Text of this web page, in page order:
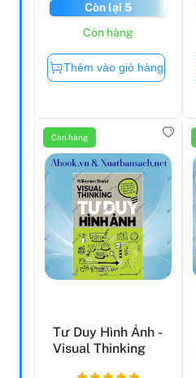
Còn lại 5
Còn hàng
Thêm vào giỏ hàng
Còn hàng
Tư Duy Hình Ảnh -
Visual Thinking